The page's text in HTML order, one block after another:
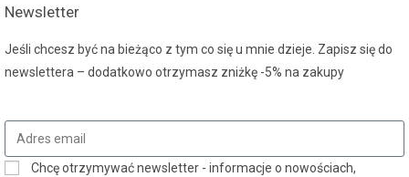
Newsletter
Jeśli chcesz być na bieżąco z tym co się u mnie dzieje. Zapisz się do
newslettera – dodatkowo otrzymasz zniżkę -5% na zakupy
Chcę otrzymywać newsletter - informacje o nowościach,